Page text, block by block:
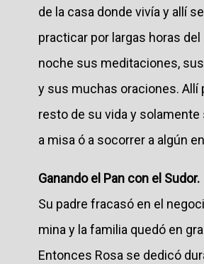
de la casa donde vivía y allí
practicar por largas horas del
noche sus meditaciones,
y sus muchas oraciones. Allí
resto de su vida y solamente
a misa ó a socorrer a algún
Ganando el Pan con el Sudor.
Su padre fracasó en el
mina y la familia quedó en
Entonces Rosa se dedicó